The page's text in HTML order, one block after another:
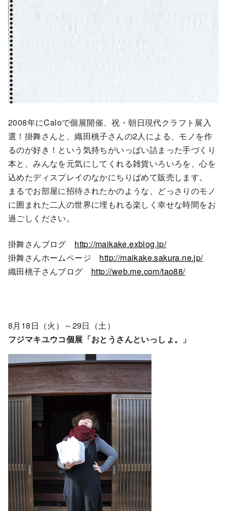
2008年にCaloで個展開催、祝・朝日現代クラフト展入
選！掛舞さんと、織田桃子さんの2人による、モノを作
るのが好き！という気持ちがいっぱい詰まった手づくり
本と、みんなを元気にしてくれる雑貨いろいろを、心を
込めたディスプレイのなかにちりばめて販売します。
まるでお部屋に招待されたかのような、どっさりのモノ
に囲まれた二人の世界に埋もれる楽しく幸せな時間をお
過ごしください。
掛舞さんブログ http://maikake.exblog.jp/
掛舞さんホームページ http://maikake.sakura.ne.jp/
織田桃子さんブログ http://web.me.com/tao88/
8月18日（火）～29日（土）
フジマキユウコ個展「おとうさんといっしょ。」